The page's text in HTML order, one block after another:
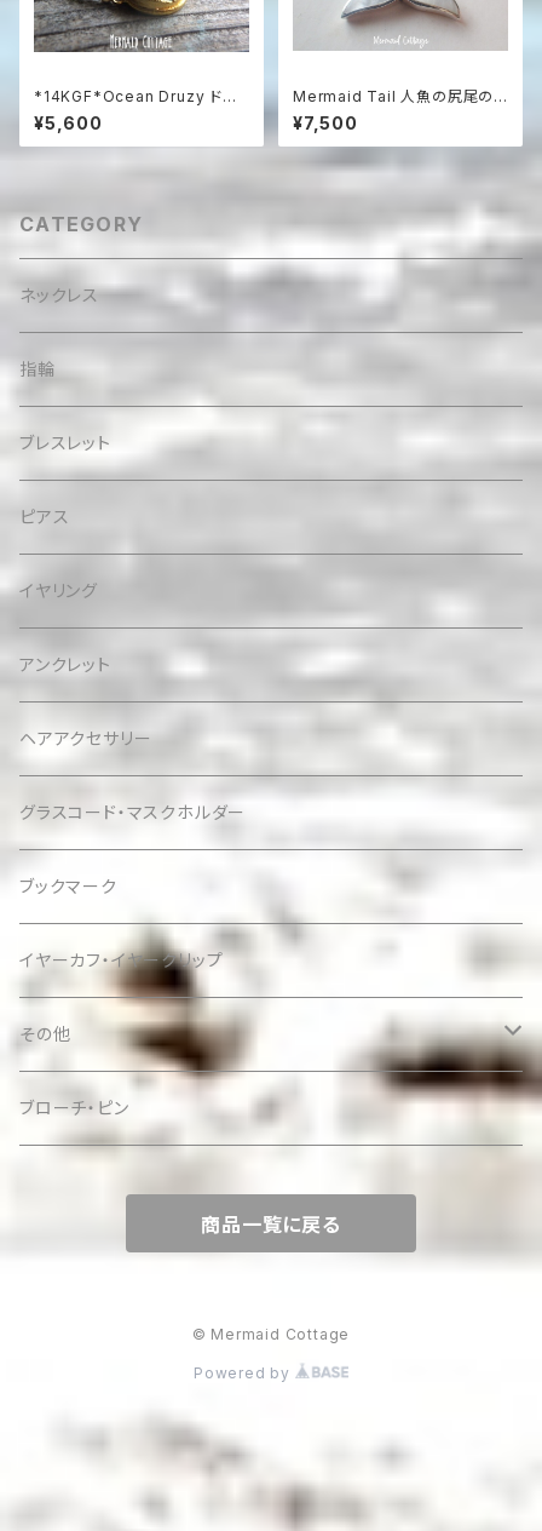
*14KGF*Ocean Druzy ドゥ
ルージーのアクアマリン&プレナ
イトビーチブレスレット /
¥5,600
Mermaid Tail 人魚の尻尾の
革紐ハワイアンネックレス マザ
ーオブパール＆シルバー925
¥7,500
CATEGORY
ネックレス
指輪
ブレスレット
ピアス
イヤリング
アンクレット
ヘアアクセサリー
グラスコード・マスクホルダー
ブックマーク
イヤーカフ・イヤークリップ
その他
ケース
ブローチ・ピン
商品一覧に戻る
© Mermaid Cottage
Powered by